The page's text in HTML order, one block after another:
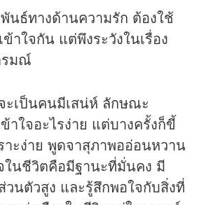
นธ์ทางด้านความรัก ต้องใช้
าใจกัน แต่พึงระวังในเรื่อง
รมณ์
ะเป็นคนมีเสน่ห์ ลักษณะ
าใจอะไรง่าย แต่บางครั้งก็ขี้
าะง่าย พูดจาสุภาพออ่อนหวาน
ในชีวิตคือมีฐานะที่มั่นคง มี
นตัวสูง และรู้สึกพอใจกับสิ่งที่